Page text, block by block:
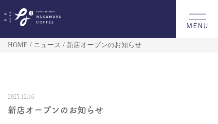
HOME ニュース 新店オープンのお知らせ
2025.12.16
新店オープンのお知らせ